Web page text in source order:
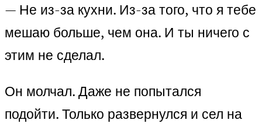
— Не из-за кухни. Из-за того, что я тебе
мешаю больше, чем она. И ты ничего с
этим не сделал.
Он молчал. Даже не попытался
подойти. Только развернулся и сел на